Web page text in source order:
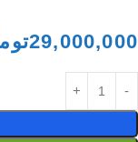
29,000,000